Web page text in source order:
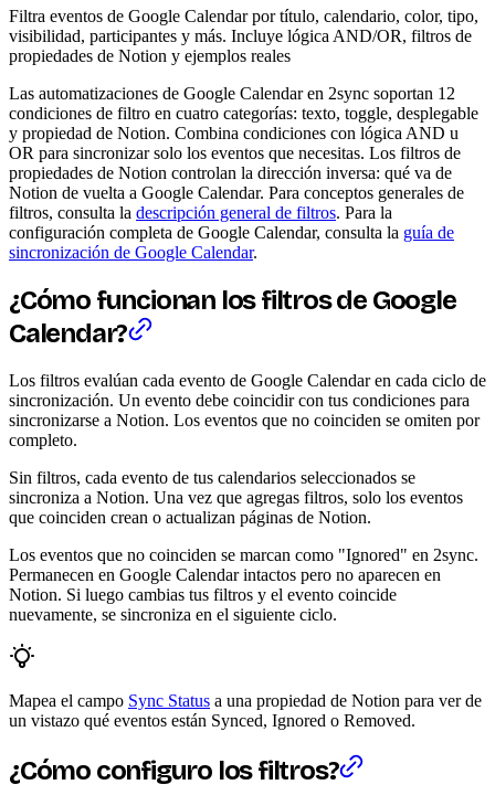
Filtra eventos de Google Calendar por título, calendario, color, tipo,
visibilidad, participantes y más. Incluye lógica AND/OR, filtros de
propiedades de Notion y ejemplos reales
Las automatizaciones de Google Calendar en 2sync soportan 12
condiciones de filtro en cuatro categorías: texto, toggle, desplegable
y propiedad de Notion. Combina condiciones con lógica AND u
OR para sincronizar solo los eventos que necesitas. Los filtros de
propiedades de Notion controlan la dirección inversa: qué va de
Notion de vuelta a Google Calendar. Para conceptos generales de
filtros, consulta la descripción general de filtros. Para la
configuración completa de Google Calendar, consulta la guía de
sincronización de Google Calendar.
¿Cómo funcionan los filtros de Google
Calendar?
Los filtros evalúan cada evento de Google Calendar en cada ciclo de
sincronización. Un evento debe coincidir con tus condiciones para
sincronizarse a Notion. Los eventos que no coinciden se omiten por
completo.
Sin filtros, cada evento de tus calendarios seleccionados se
sincroniza a Notion. Una vez que agregas filtros, solo los eventos
que coinciden crean o actualizan páginas de Notion.
Los eventos que no coinciden se marcan como "Ignored" en 2sync.
Permanecen en Google Calendar intactos pero no aparecen en
Notion. Si luego cambias tus filtros y el evento coincide
nuevamente, se sincroniza en el siguiente ciclo.
Mapea el campo Sync Status a una propiedad de Notion para ver de
un vistazo qué eventos están Synced, Ignored o Removed.
¿Cómo configuro los filtros?